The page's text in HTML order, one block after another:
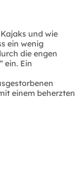
und wie
ein wenig
die engen
ein. Ein
einem beherzten